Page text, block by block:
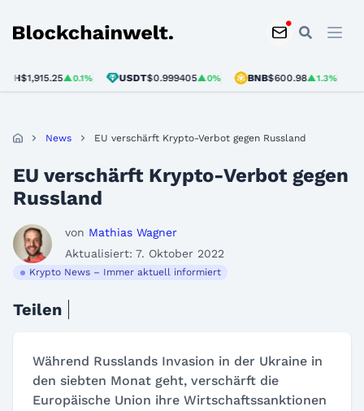
Blockchainwelt
$1,915.25▲0.1% USDT$0.999405▲0% BNB$600.98▲1.3%
News EU verschärft Krypto-Verbot gegen Russland
EU verschärft Krypto-Verbot gegen
Russland
von Mathias Wagner
Aktualisiert: 7. Oktober 2022
Krypto News – Immer aktuell informiert
Teilen
Während Russlands Invasion in der Ukraine in
den siebten Monat geht, verschärft die
Europäische Union ihre Wirtschaftssanktionen